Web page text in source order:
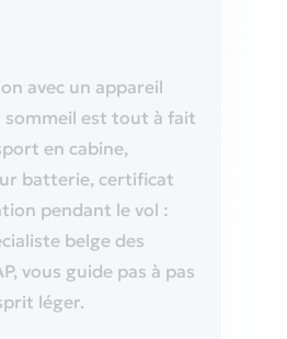
avec un appareil
sommeil est tout à fait
en cabine,
batterie, certificat
pendant le vol :
belge des
vous guide pas à pas
léger.